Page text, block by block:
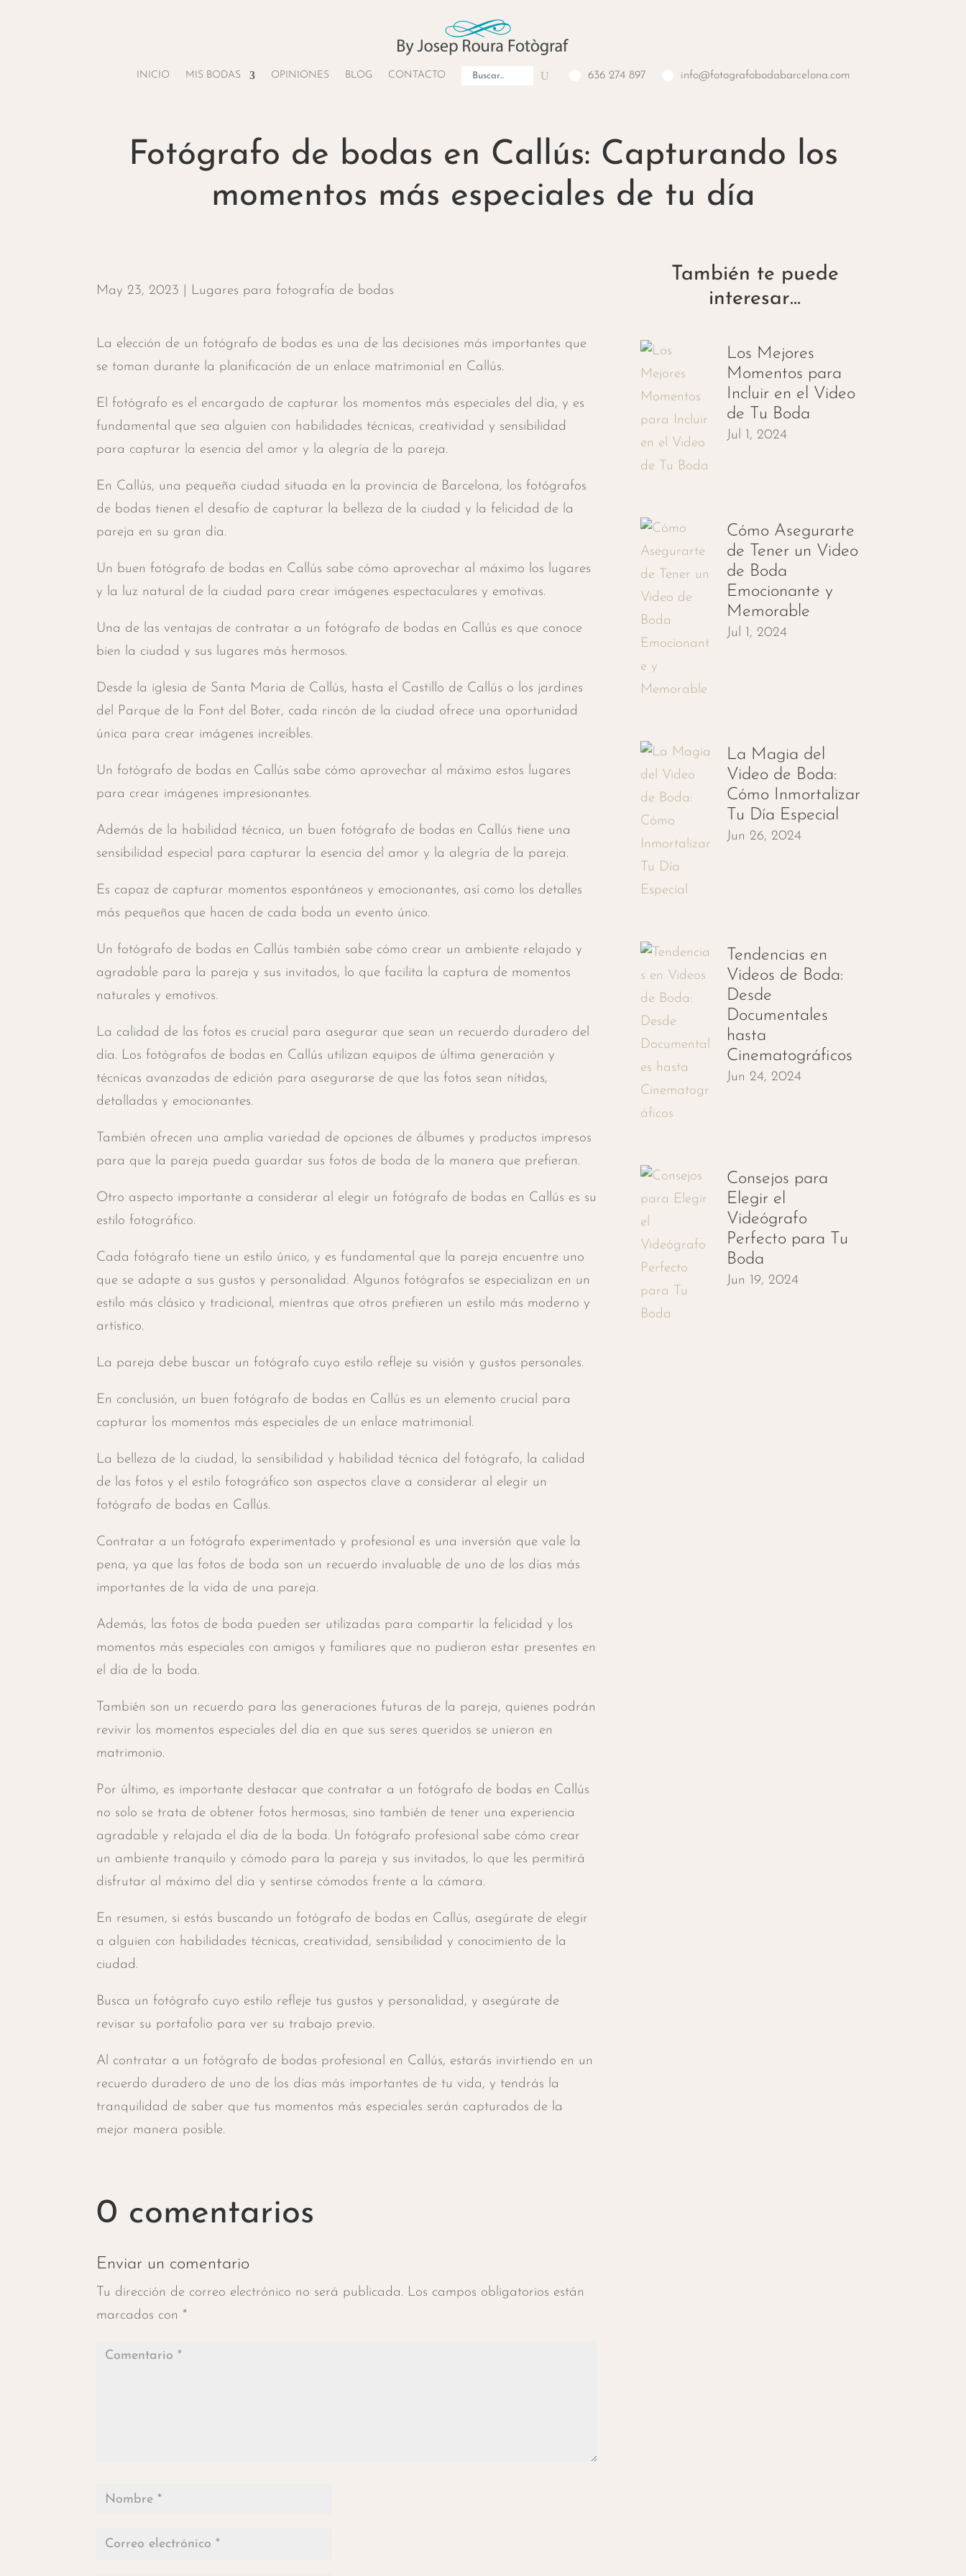
INICIO MIS BODAS OPINIONES BLOG CONTACTO Buscar: 636 274 897 info@fotografobodabarcelona.com
Fotógrafo de bodas en Callús: Capturando los
momentos más especiales de tu día
May 23, 2023 Lugares para fotografía de bodas
La elección de un fotógrafo de bodas es una de las decisiones más importantes que
se toman durante la planificación de un enlace matrimonial en Callús.
El fotógrafo es el encargado de capturar los momentos más especiales del día, y es
fundamental que sea alguien con habilidades técnicas, creatividad y sensibilidad
para capturar la esencia del amor y la alegría de la pareja.
En Callús, una pequeña ciudad situada en la provincia de Barcelona, los fotógrafos
de bodas tienen el desafío de capturar la belleza de la ciudad y la felicidad de la
pareja en su gran día.
Un buen fotógrafo de bodas en Callús sabe cómo aprovechar al máximo los lugares
y la luz natural de la ciudad para crear imágenes espectaculares y emotivas.
Una de las ventajas de contratar a un fotógrafo de bodas en Callús es que conoce
bien la ciudad y sus lugares más hermosos.
Desde la iglesia de Santa Maria de Callús, hasta el Castillo de Callús o los jardines
del Parque de la Font del Boter, cada rincón de la ciudad ofrece una oportunidad
única para crear imágenes increíbles.
Un fotógrafo de bodas en Callús sabe cómo aprovechar al máximo estos lugares
para crear imágenes impresionantes.
Además de la habilidad técnica, un buen fotógrafo de bodas en Callús tiene una
sensibilidad especial para capturar la esencia del amor y la alegría de la pareja.
Es capaz de capturar momentos espontáneos y emocionantes, así como los detalles
más pequeños que hacen de cada boda un evento único.
Un fotógrafo de bodas en Callús también sabe cómo crear un ambiente relajado y
agradable para la pareja y sus invitados, lo que facilita la captura de momentos
naturales y emotivos.
La calidad de las fotos es crucial para asegurar que sean un recuerdo duradero del
día. Los fotógrafos de bodas en Callús utilizan equipos de última generación y
técnicas avanzadas de edición para asegurarse de que las fotos sean nítidas,
detalladas y emocionantes.
También ofrecen una amplia variedad de opciones de álbumes y productos impresos
para que la pareja pueda guardar sus fotos de boda de la manera que prefieran.
Otro aspecto importante a considerar al elegir un fotógrafo de bodas en Callús es su
estilo fotográfico.
Cada fotógrafo tiene un estilo único, y es fundamental que la pareja encuentre uno
que se adapte a sus gustos y personalidad. Algunos fotógrafos se especializan en un
estilo más clásico y tradicional, mientras que otros prefieren un estilo más moderno y
artístico.
La pareja debe buscar un fotógrafo cuyo estilo refleje su visión y gustos personales.
En conclusión, un buen fotógrafo de bodas en Callús es un elemento crucial para
capturar los momentos más especiales de un enlace matrimonial.
La belleza de la ciudad, la sensibilidad y habilidad técnica del fotógrafo, la calidad
de las fotos y el estilo fotográfico son aspectos clave a considerar al elegir un
fotógrafo de bodas en Callús.
Contratar a un fotógrafo experimentado y profesional es una inversión que vale la
pena, ya que las fotos de boda son un recuerdo invaluable de uno de los días más
importantes de la vida de una pareja.
Además, las fotos de boda pueden ser utilizadas para compartir la felicidad y los
momentos más especiales con amigos y familiares que no pudieron estar presentes en
el día de la boda.
También son un recuerdo para las generaciones futuras de la pareja, quienes podrán
revivir los momentos especiales del día en que sus seres queridos se unieron en
matrimonio.
Por último, es importante destacar que contratar a un fotógrafo de bodas en Callús
no solo se trata de obtener fotos hermosas, sino también de tener una experiencia
agradable y relajada el día de la boda. Un fotógrafo profesional sabe cómo crear
un ambiente tranquilo y cómodo para la pareja y sus invitados, lo que les permitirá
disfrutar al máximo del día y sentirse cómodos frente a la cámara.
En resumen, si estás buscando un fotógrafo de bodas en Callús, asegúrate de elegir
a alguien con habilidades técnicas, creatividad, sensibilidad y conocimiento de la
ciudad.
Busca un fotógrafo cuyo estilo refleje tus gustos y personalidad, y asegúrate de
revisar su portafolio para ver su trabajo previo.
Al contratar a un fotógrafo de bodas profesional en Callús, estarás invirtiendo en un
recuerdo duradero de uno de los días más importantes de tu vida, y tendrás la
tranquilidad de saber que tus momentos más especiales serán capturados de la
mejor manera posible.
0 comentarios
Enviar un comentario
Tu dirección de correo electrónico no será publicada. Los campos obligatorios están
marcados con *
También te puede
interesar…
Los Mejores
Momentos para
Incluir en el Video
de Tu Boda
Jul 1, 2024
Cómo Asegurarte
de Tener un Video
de Boda
Emocionante y
Memorable
Jul 1, 2024
La Magia del
Video de Boda:
Cómo Inmortalizar
Tu Día Especial
Jun 26, 2024
Tendencias en
Videos de Boda:
Desde
Documentales
hasta
Cinematográficos
Jun 24, 2024
Consejos para
Elegir el
Videógrafo
Perfecto para Tu
Boda
Jun 19, 2024